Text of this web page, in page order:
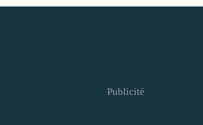
Publicité